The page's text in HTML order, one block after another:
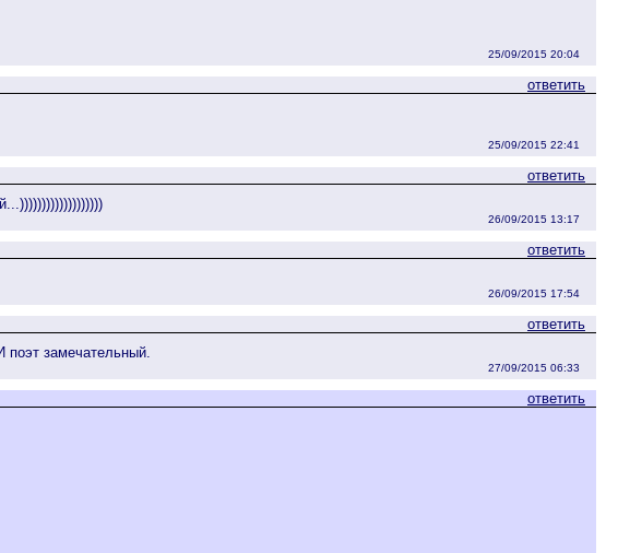
25/09/2015 20:04
ответить
25/09/2015 22:41
ответить
26/09/2015 13:17
ответить
26/09/2015 17:54
ответить
замечательный.
27/09/2015 06:33
ответить